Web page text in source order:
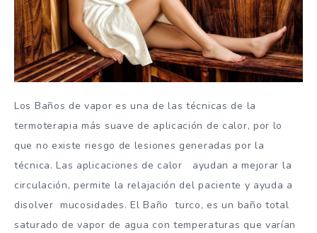
Los Baños de vapor es una de las técnicas de la
termoterapia más suave de aplicación de calor, por lo
que no existe riesgo de lesiones generadas por la
técnica. Las aplicaciones de calor ayudan a mejorar la
circulación, permite la relajación del paciente y ayuda a
disolver mucosidades. El Baño turco, es un baño total
saturado de vapor de agua con temperaturas que varían